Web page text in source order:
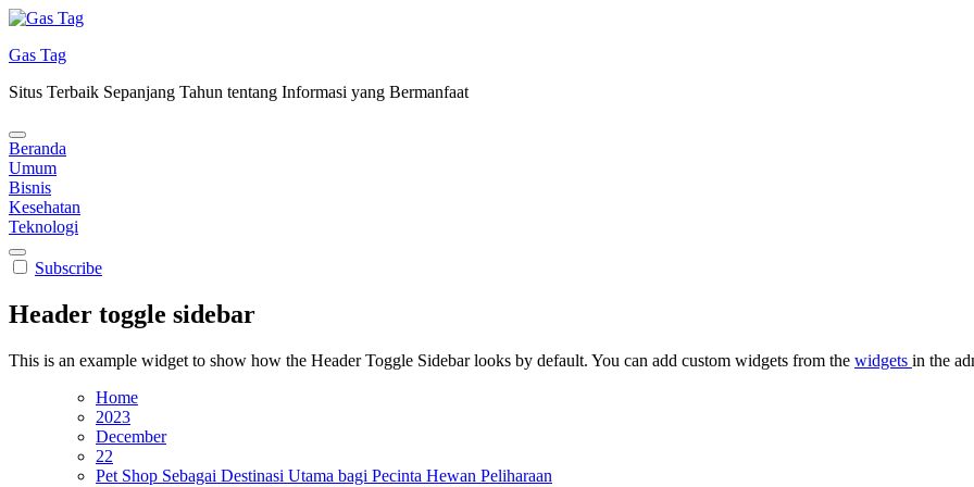
Skip
content
Gas Tag
Situs Terbaik Sepanjang Tahun tentang Informasi yang Bermanfaat
Beranda
Umum
Bisnis
Kesehatan
Teknologi
Subscribe
Header toggle sidebar
This is an example widget to show how the Header Toggle Sidebar looks by default. You can add custom widgets from the widgets in the
Home
2023
December
22
Pet Shop Sebagai Destinasi Utama bagi Pecinta Hewan Peliharaan